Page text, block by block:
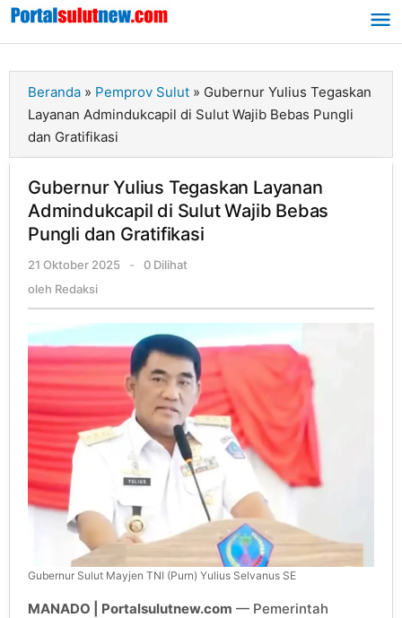
Lewati
Beranda » Pemprov Sulut » Gubernur Yulius Tegaskan
Layanan Admindukcapil di Sulut Wajib Bebas Pungli
dan Gratifikasi
Gubernur Yulius Tegaskan Layanan
Admindukcapil di Sulut Wajib Bebas
Pungli dan Gratifikasi
21 Oktober 2025
oleh
-
0 Dilihat
oleh Redaksi
Gubernur Sulut Mayjen TNI (Purn) Yulius Selvanus SE
MANADO | Portalsulutnew.com — Pemerintah